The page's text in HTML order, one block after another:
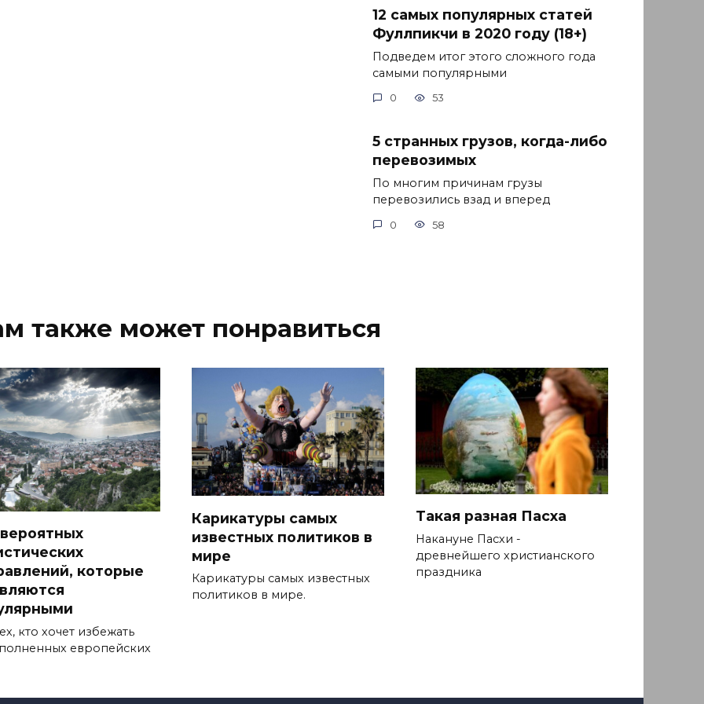
12 самых популярных статей
Фуллпикчи в 2020 году (18+)
Подведем итог этого сложного года
самыми популярными
0 53
5 странных грузов, когда-либо
перевозимых
По многим причинам грузы
перевозились взад и вперед
0 58
также может понравиться
которые
кто хочет избежать
европейских
Карикатуры самых
известных политиков в
мире
Карикатуры самых известных
политиков в мире.
Такая разная Пасха
Накануне Пасхи -
древнейшего христианского
праздника